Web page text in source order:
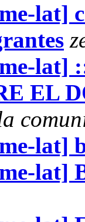
lat]
lat]
EL
lat]
lat]